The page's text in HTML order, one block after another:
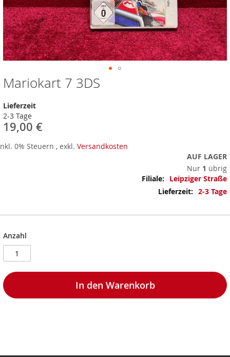
Mariokart 7 3DS
Lieferzeit
2-3 Tage
19,00 €
0% Steuern , exkl. Versandkosten
AUF LAGER
Nur 1 übrig
Mehr
Informationen
Leipziger Straße
2-3 Tage
Anzahl
In den Warenkorb
Zum
Anfang
der
Bildergalerie
springen